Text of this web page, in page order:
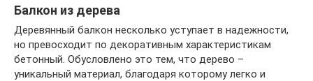
Балкон из дерева
Деревянный балкон несколько уступает в надежности,
но превосходит по декоративным характеристикам
бетонный. Обусловлено это тем, что дерево –
уникальный материал, благодаря которому легко и